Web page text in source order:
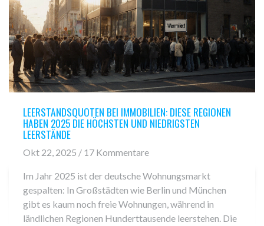
LEERSTANDSQUOTEN BEI IMMOBILIEN: DIESE REGIONEN
HABEN 2025 DIE HÖCHSTEN UND NIEDRIGSTEN
LEERSTÄNDE
Okt 22, 2025 / 17 Kommentare
Im Jahr 2025 ist der deutsche Wohnungsmarkt
gespalten: In Großstädten wie Berlin und München
gibt es kaum noch freie Wohnungen, während in
ländlichen Regionen Hunderttausende leerstehen. Die